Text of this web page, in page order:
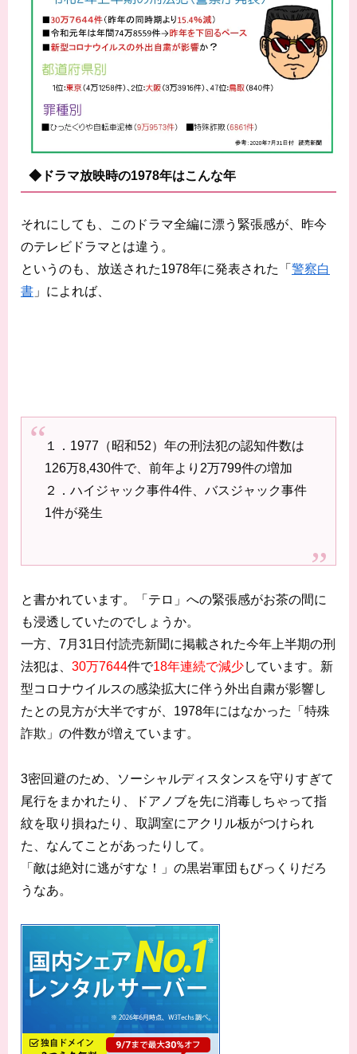
◆ドラマ放映時の1978年はこんな年
それにしても、このドラマ全編に漂う緊張感が、昨今
のテレビドラマとは違う。
というのも、放送された1978年に発表された「 警察白
書 」によれば、
１．1977（昭和52）年の刑法犯の認知件数は
126万8,430件で、前年より2万799件の増加
２．ハイジャック事件4件、バスジャック事件
1件が発生
と書かれています。「テロ」への緊張感がお茶の間に
も浸透していたのでしょうか。
一方、7月31日付読売新聞に掲載された今年上半期の刑
法犯は、 30万7644件で18年連続で減少しています。新
型コロナウイルスの感染拡大に伴う外出自粛が影響し
たとの見方が大半ですが、1978年にはなかった「特殊
詐欺」の件数が増えています。
3密回避のため、ソーシャルディスタンスを守りすぎて
尾行をまかれたり、ドアノブを先に消毒しちゃって指
紋を取り損ねたり、取調室にアクリル板がつけられ
た、なんてことがあったりして。
「敵は絶対に逃がすな！」の黒岩軍団もびっくりだろ
うなあ。